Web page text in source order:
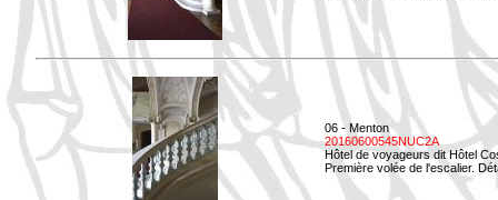
06 - Menton
20160600545NUC2A
Hôtel de voyageurs dit Hôtel
Première volée de l'escalier.